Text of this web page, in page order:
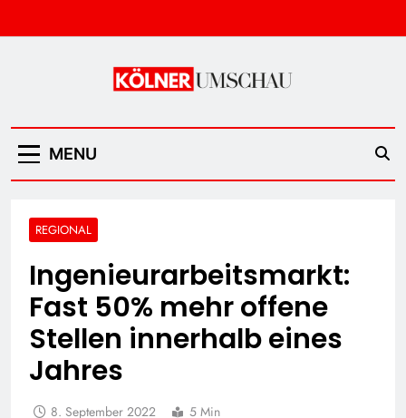
to
Kölner Umschau
MENU
REGIONAL
Ingenieurarbeitsmarkt:
Fast 50% mehr offene
Stellen innerhalb eines
Jahres
8. September 2022 5 Min